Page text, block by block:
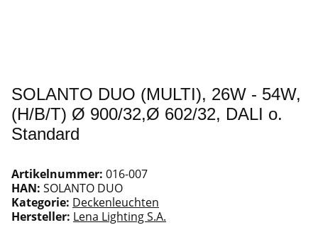
SOLANTO DUO (MULTI), 26W - 54W,
(H/B/T) Ø 900/32,Ø 602/32, DALI o.
Standard
Artikelnummer: 016-007
HAN: SOLANTO DUO
Kategorie: Deckenleuchten
Hersteller: Lena Lighting S.A.